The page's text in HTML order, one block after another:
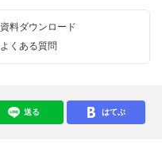
資料ダウンロード
よくある質問
送る はてぶ